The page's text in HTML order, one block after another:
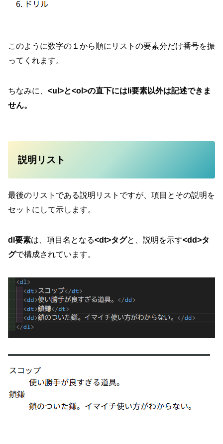
このように数字の１から順にリストの要素分だけ番号を振
ってくれます。
ちなみに、 <ul>と<ol>の直下にはli要素以外は記述できま
せん。
説明リスト
最後のリストである説明リストですが、項目とその説明を
セットにして示します。
dl要素は、項目名となる<dt>タグと、説明を示す<dd>タ
グで構成されています。